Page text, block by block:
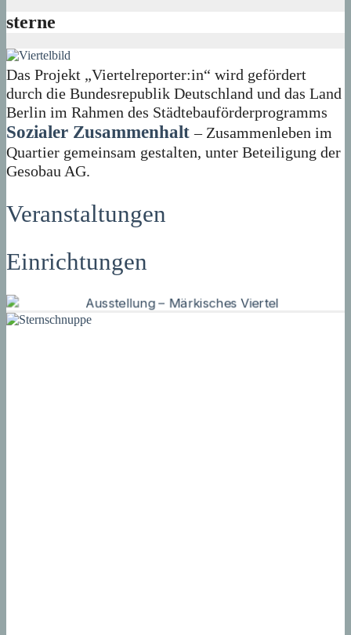
sterne
Das Projekt „Viertelreporter:in“ wird gefördert
durch die Bundesrepublik Deutschland und das Land
Berlin im Rahmen des Städtebauförderprogramms
Sozialer Zusammenhalt – Zusammenleben im
Quartier gemeinsam gestalten, unter Beteiligung der
Gesobau AG.
Veranstaltungen
Einrichtungen